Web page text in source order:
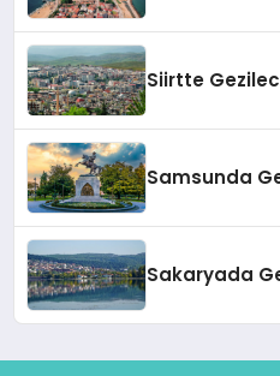
Siirtte
Samsunda
Sakaryada